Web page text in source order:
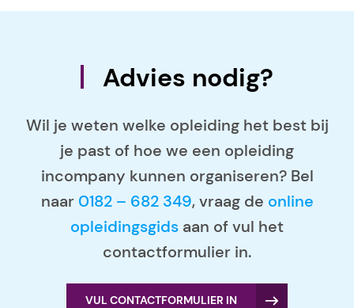
Advies nodig?
Wil je weten welke opleiding het best bij
je past of hoe we een opleiding
incompany kunnen organiseren? Bel
naar 0182 – 682 349, vraag de online
opleidingsgids aan of vul het
contactformulier in.
VUL CONTACTFORMULIER IN